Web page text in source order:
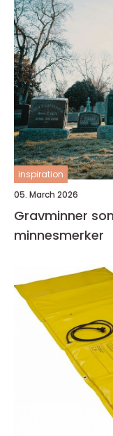
inspiration
05. March 2026
Gravminner
minnesmerker